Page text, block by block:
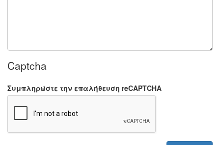
Captcha
Συμπληρώστε την επαλήθευση reCAPTCHA